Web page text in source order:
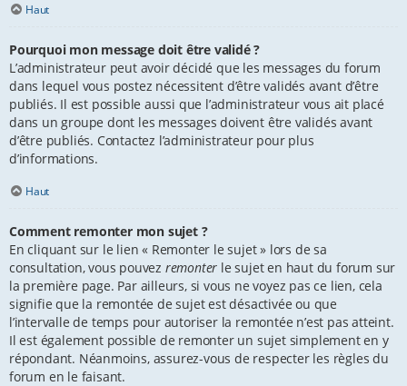
Haut
Pourquoi mon message doit être validé ?
L’administrateur peut avoir décidé que les messages du forum
dans lequel vous postez nécessitent d’être validés avant d’être
publiés. Il est possible aussi que l’administrateur vous ait placé
dans un groupe dont les messages doivent être validés avant
d’être publiés. Contactez l’administrateur pour plus
d’informations.
Haut
Comment remonter mon sujet ?
En cliquant sur le lien « Remonter le sujet » lors de sa
consultation, vous pouvez remonter le sujet en haut du forum sur
la première page. Par ailleurs, si vous ne voyez pas ce lien, cela
signifie que la remontée de sujet est désactivée ou que
l’intervalle de temps pour autoriser la remontée n’est pas atteint.
Il est également possible de remonter un sujet simplement en y
répondant. Néanmoins, assurez-vous de respecter les règles du
forum en le faisant.